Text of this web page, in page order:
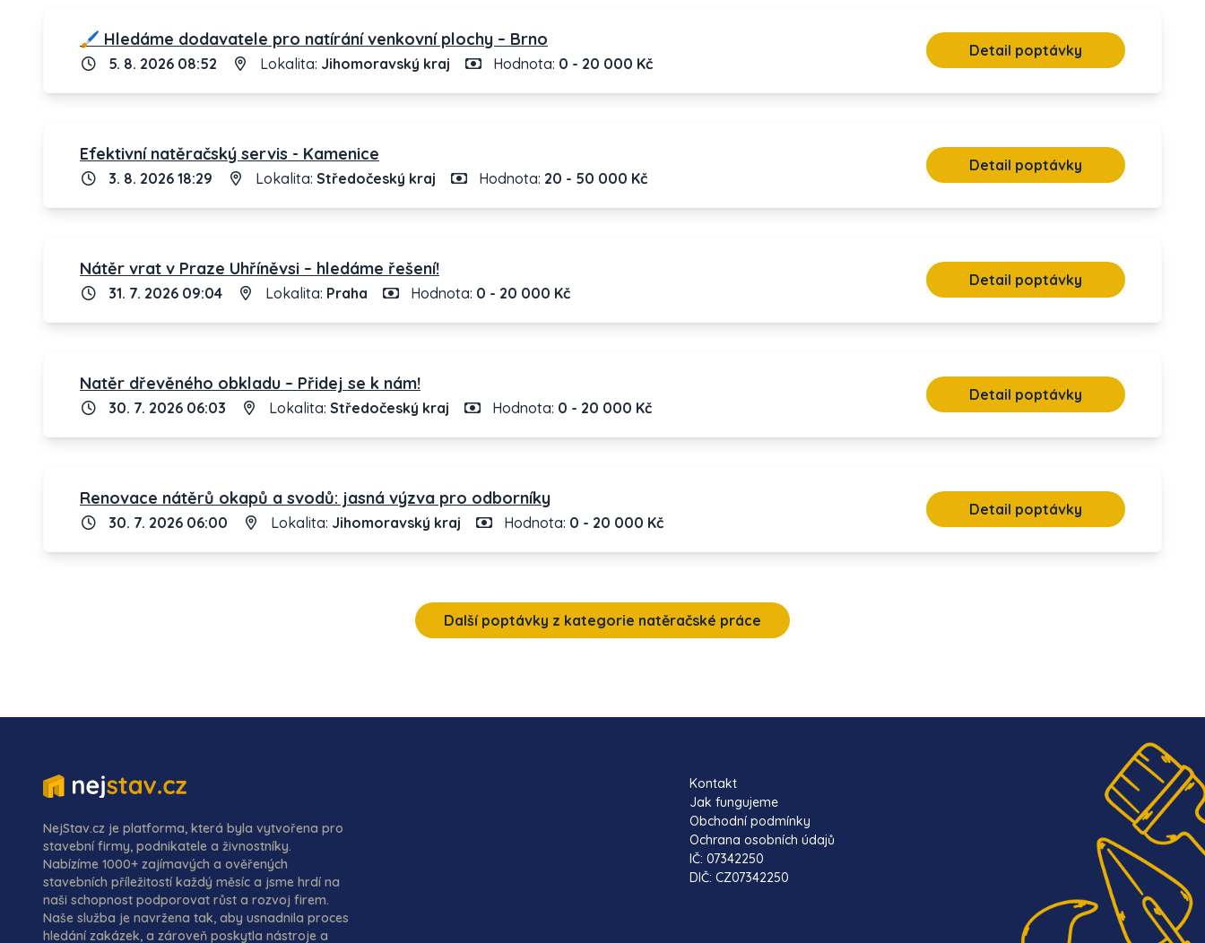
🖌️ Hledáme dodavatele pro natírání venkovní plochy – Brno
5. 8. 2026 08:52 Lokalita: Jihomoravský kraj Hodnota: 0 - 20 000 Kč
Detail poptávky
Efektivní natěračský servis - Kamenice
3. 8. 2026 18:29 Lokalita: Středočeský kraj Hodnota: 20 - 50 000 Kč
Detail poptávky
Nátěr vrat v Praze Uhříněvsi – hledáme řešení!
31. 7. 2026 09:04 Lokalita: Praha Hodnota: 0 - 20 000 Kč
Detail poptávky
Natěr dřevěného obkladu – Přidej se k nám!
30. 7. 2026 06:03 Lokalita: Středočeský kraj Hodnota: 0 - 20 000 Kč
Detail poptávky
Renovace nátěrů okapů a svodů: jasná výzva pro odborníky
30. 7. 2026 06:00 Lokalita: Jihomoravský kraj Hodnota: 0 - 20 000 Kč
Detail poptávky
Další poptávky z kategorie natěračské práce
NejStav.cz je platforma, která byla vytvořena pro
stavební firmy, podnikatele a živnostníky.
Nabízíme 1000+ zajímavých a ověřených
stavebních příležitostí každý měsíc a jsme hrdí na
naši schopnost podporovat růst a rozvoj firem.
Naše služba je navržena tak, aby usnadnila proces
hledání zakázek, a zároveň poskytla nástroje a
Kontakt
Jak fungujeme
Obchodní podmínky
Ochrana osobních údajů
IČ: 07342250
DIČ: CZ07342250